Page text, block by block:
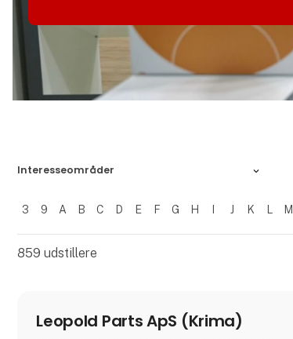
Interesseområder
Filtrer resultater
3 9 A B C D E F G H I J K L M
859 udstillere
Leopold Parts ApS (Krima)